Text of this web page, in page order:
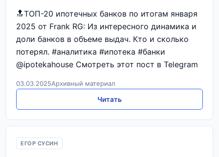
🔝ТОП-20 ипотечных банков по итогам января
2025 от Frank RG: Из интересного динамика и
доли банков в объеме выдач. Кто и сколько
потерял. #аналитика #ипотека #банки
@ipotekahouse Смотреть этот пост в Telegram
03.03.2025Архивный материал
Читать
ЕГОР СУСИН